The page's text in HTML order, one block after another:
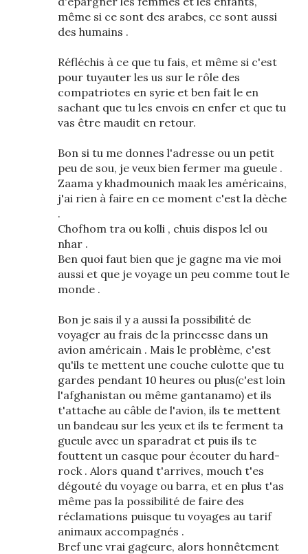
même si ce sont des arabes, ce sont aussi
des humains .
Réfléchis à ce que tu fais, et même si c'est
pour tuyauter les us sur le rôle des
compatriotes en syrie et ben fait le en
sachant que tu les envois en enfer et que tu
vas être maudit en retour.
Bon si tu me donnes l'adresse ou un petit
peu de sou, je veux bien fermer ma gueule .
Zaama y khadmounich maak les américains,
j'ai rien à faire en ce moment c'est la dèche
.
Chofhom tra ou kolli , chuis dispos lel ou
nhar .
Ben quoi faut bien que je gagne ma vie moi
aussi et que je voyage un peu comme tout le
monde .
Bon je sais il y a aussi la possibilité de
voyager au frais de la princesse dans un
avion américain . Mais le problème, c'est
qu'ils te mettent une couche culotte que tu
gardes pendant 10 heures ou plus(c'est loin
l'afghanistan ou même gantanamo) et ils
t'attache au câble de l'avion, ils te mettent
un bandeau sur les yeux et ils te ferment ta
gueule avec un sparadrat et puis ils te
fouttent un casque pour écouter du hard-
rock . Alors quand t'arrives, mouch t'es
dégouté du voyage ou barra, et en plus t'as
même pas la possibilité de faire des
réclamations puisque tu voyages au tarif
animaux accompagnés .
Bref une vrai gageure, alors honnêtement